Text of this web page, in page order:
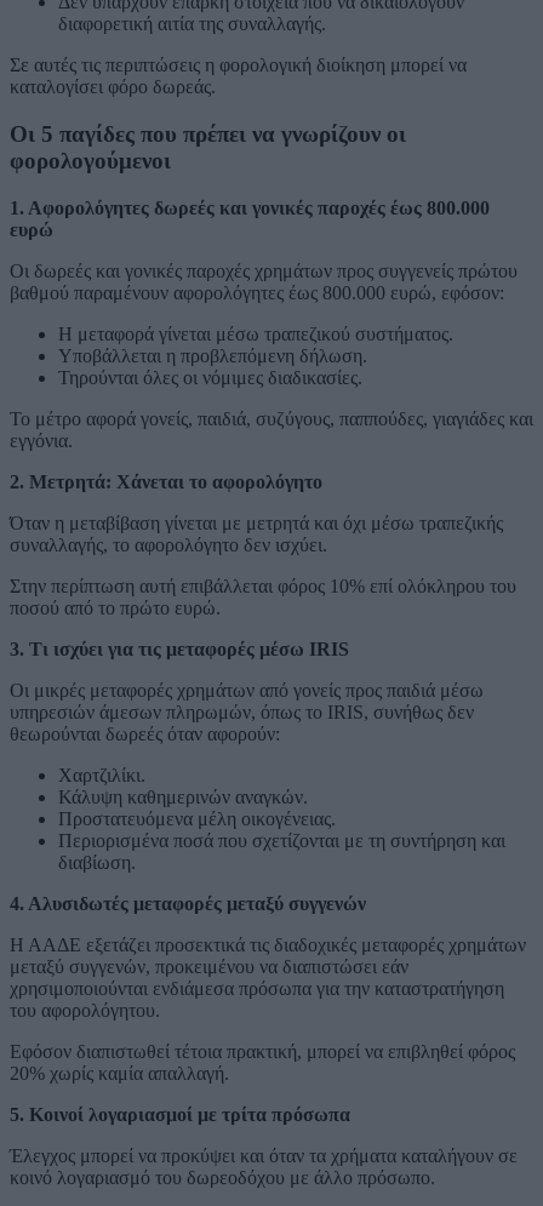
διαφορετική αιτία της συναλλαγής.
Σε αυτές τις περιπτώσεις η φορολογική διοίκηση μπορεί να
καταλογίσει φόρο δωρεάς.
Οι 5 παγίδες που πρέπει να γνωρίζουν οι
φορολογούμενοι
1. Αφορολόγητες δωρεές και γονικές παροχές έως 800.000
ευρώ
Οι δωρεές και γονικές παροχές χρημάτων προς συγγενείς πρώτου
βαθμού παραμένουν αφορολόγητες έως 800.000 ευρώ, εφόσον:
Η μεταφορά γίνεται μέσω τραπεζικού συστήματος.
Υποβάλλεται η προβλεπόμενη δήλωση.
Τηρούνται όλες οι νόμιμες διαδικασίες.
Το μέτρο αφορά γονείς, παιδιά, συζύγους, παππούδες, γιαγιάδες και
εγγόνια.
2. Μετρητά: Χάνεται το αφορολόγητο
Όταν η μεταβίβαση γίνεται με μετρητά και όχι μέσω τραπεζικής
συναλλαγής, το αφορολόγητο δεν ισχύει.
Στην περίπτωση αυτή επιβάλλεται φόρος 10% επί ολόκληρου του
ποσού από το πρώτο ευρώ.
3. Τι ισχύει για τις μεταφορές μέσω IRIS
Οι μικρές μεταφορές χρημάτων από γονείς προς παιδιά μέσω
υπηρεσιών άμεσων πληρωμών, όπως το IRIS, συνήθως δεν
θεωρούνται δωρεές όταν αφορούν:
Χαρτζιλίκι.
Κάλυψη καθημερινών αναγκών.
Προστατευόμενα μέλη οικογένειας.
Περιορισμένα ποσά που σχετίζονται με τη συντήρηση και
διαβίωση.
4. Αλυσιδωτές μεταφορές μεταξύ συγγενών
Η ΑΑΔΕ εξετάζει προσεκτικά τις διαδοχικές μεταφορές χρημάτων
μεταξύ συγγενών, προκειμένου να διαπιστώσει εάν
χρησιμοποιούνται ενδιάμεσα πρόσωπα για την καταστρατήγηση
του αφορολόγητου.
Εφόσον διαπιστωθεί τέτοια πρακτική, μπορεί να επιβληθεί φόρος
20% χωρίς καμία απαλλαγή.
5. Κοινοί λογαριασμοί με τρίτα πρόσωπα
Έλεγχος μπορεί να προκύψει και όταν τα χρήματα καταλήγουν σε
κοινό λογαριασμό του δωρεοδόχου με άλλο πρόσωπο.